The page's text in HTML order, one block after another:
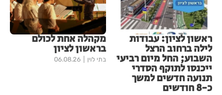
ראשון לציון: עבודות
לילה ברחוב הרצל
השבוע; החל מיום רביעי
ייכנסו לתוקף הסדרי
תנועה חדשים למשך
כ-8 חודשים
מקהלה אחת לכולם
בראשון לציון
בתי לוין 06.08.26